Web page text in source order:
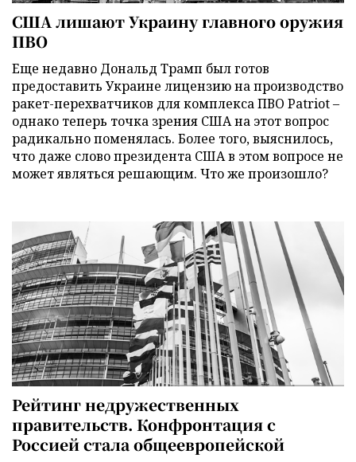
США лишают Украину главного оружия
ПВО
Еще недавно Дональд Трамп был готов
предоставить Украине лицензию на производство
ракет-перехватчиков для комплекса ПВО Patriot –
однако теперь точка зрения США на этот вопрос
радикально поменялась. Более того, выяснилось,
что даже слово президента США в этом вопросе не
может являться решающим. Что же произошло?
Рейтинг недружественных
правительств. Конфронтация с
Россией стала общеевропейской